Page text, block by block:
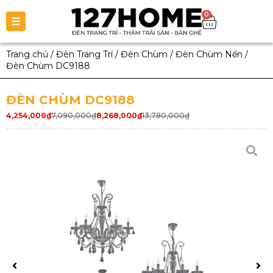
0
Trang chủ / Đèn Trang Trí/ Đèn Chùm / Đèn Chùm Nến /
Đèn Chùm DC9188
ĐÈN CHÙM DC9188
7,090,000₫
4,254,000₫ 13,780,000₫
8,268,000₫